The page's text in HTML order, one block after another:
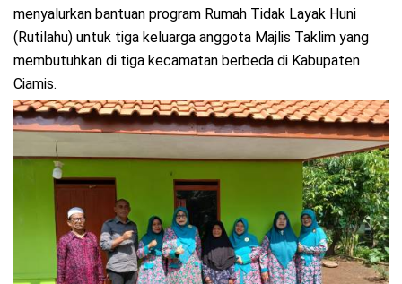
menyalurkan bantuan program Rumah Tidak Layak Huni
(Rutilahu) untuk tiga keluarga anggota Majlis Taklim yang
membutuhkan di tiga kecamatan berbeda di Kabupaten
Ciamis.